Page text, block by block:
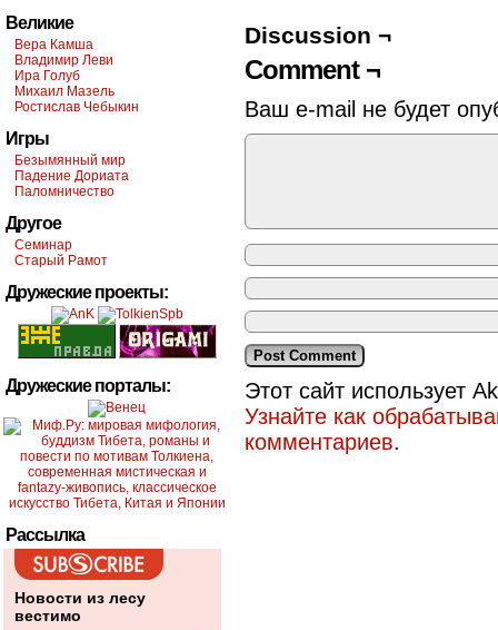
Великие
Вера Камша
Владимир Леви
Ира Голуб
Михаил Мазель
Ростислав Чебыкин
Игры
Безымянный мир
Падение Дориата
Паломничество
Другое
Семинар
Старый Рамот
Дружеские проекты:
Дружеские порталы:
Рассылка
Новости из лесу
вестимо
Discussion ¬
Comment ¬
Ваш e-mail не будет
Этот сайт использует
Узнайте как
комментариев.